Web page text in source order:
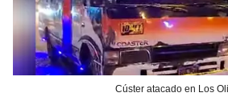
Cúster atacado en Los